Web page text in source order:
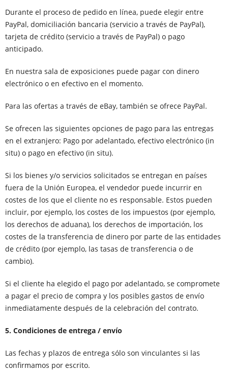
Durante el proceso de pedido en línea, puede elegir entre
PayPal, domiciliación bancaria (servicio a través de PayPal),
tarjeta de crédito (servicio a través de PayPal) o pago
anticipado.
En nuestra sala de exposiciones puede pagar con dinero
electrónico o en efectivo en el momento.
Para las ofertas a través de eBay, también se ofrece PayPal.
Se ofrecen las siguientes opciones de pago para las entregas
en el extranjero: Pago por adelantado, efectivo electrónico (in
situ) o pago en efectivo (in situ).
Si los bienes y/o servicios solicitados se entregan en países
fuera de la Unión Europea, el vendedor puede incurrir en
costes de los que el cliente no es responsable. Estos pueden
incluir, por ejemplo, los costes de los impuestos (por ejemplo,
los derechos de aduana), los derechos de importación, los
costes de la transferencia de dinero por parte de las entidades
de crédito (por ejemplo, las tasas de transferencia o de
cambio).
Si el cliente ha elegido el pago por adelantado, se compromete
a pagar el precio de compra y los posibles gastos de envío
inmediatamente después de la celebración del contrato.
5. Condiciones de entrega / envío
Las fechas y plazos de entrega sólo son vinculantes si las
confirmamos por escrito.